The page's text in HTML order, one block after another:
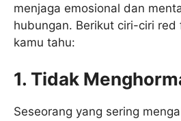
menjaga emosional dan
hubungan. Berikut ciri-ciri red
kamu tahu:
1. Tidak
Seseorang yang sering